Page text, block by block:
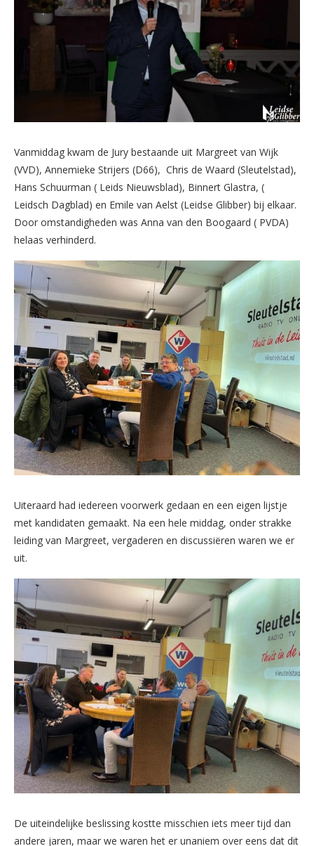
Vanmiddag kwam de Jury bestaande uit Margreet van Wijk
(VVD), Annemieke Strijers (D66), Chris de Waard (Sleutelstad),
Hans Schuurman ( Leids Nieuwsblad), Binnert Glastra, (
Leidsch Dagblad) en Emile van Aelst (Leidse Glibber) bij elkaar.
Door omstandigheden was Anna van den Boogaard ( PVDA)
helaas verhinderd.
Uiteraard had iedereen voorwerk gedaan en een eigen lijstje
met kandidaten gemaakt. Na een hele middag, onder strakke
leiding van Margreet, vergaderen en discussiëren waren we er
uit.
De uiteindelijke beslissing kostte misschien iets meer tijd dan
andere jaren, maar we waren het er unaniem over eens dat dit